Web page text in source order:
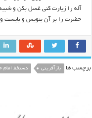
آله را زيارت كنى غسل بكن و
حضرت را بر آن بنويس و بايست
برچسب ها بازآفرینی دستخط